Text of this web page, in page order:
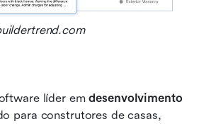
líder em desenvolvimento
para construtores de casas,